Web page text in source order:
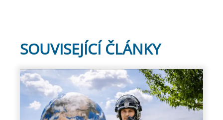
SOUVISEJÍCÍ ČLÁNKY